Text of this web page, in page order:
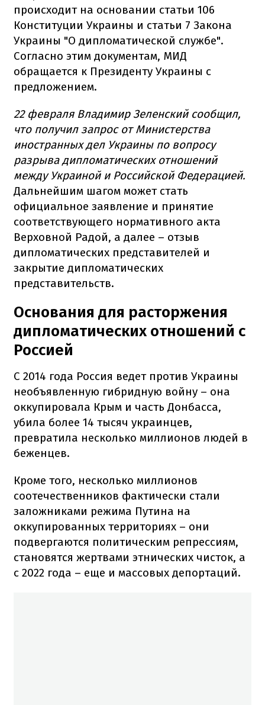
происходит на основании статьи 106
Конституции Украины и статьи 7 Закона
Украины "О дипломатической службе".
Согласно этим документам, МИД
обращается к Президенту Украины с
предложением.
22 февраля Владимир Зеленский сообщил,
что получил запрос от Министерства
иностранных дел Украины по вопросу
разрыва дипломатических отношений
между Украиной и Российской Федерацией.
Дальнейшим шагом может стать
официальное заявление и принятие
соответствующего нормативного акта
Верховной Радой, а далее – отзыв
дипломатических представителей и
закрытие дипломатических
представительств.
Основания для расторжения
дипломатических отношений с
Россией
С 2014 года Россия ведет против Украины
необъявленную гибридную войну – она
оккупировала Крым и часть Донбасса,
убила более 14 тысяч украинцев,
превратила несколько миллионов людей в
беженцев.
Кроме того, несколько миллионов
соотечественников фактически стали
заложниками режима Путина на
оккупированных территориях – они
подвергаются политическим репрессиям,
становятся жертвами этнических чисток, а
с 2022 года – еще и массовых депортаций.